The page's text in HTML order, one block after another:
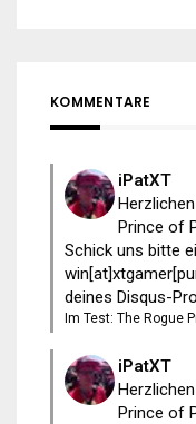
KOMMENTARE
iPatXT
Prince of
Schick uns bitte
deines Disqus-
Im Test: The Rogue
iPatXT
Prince of